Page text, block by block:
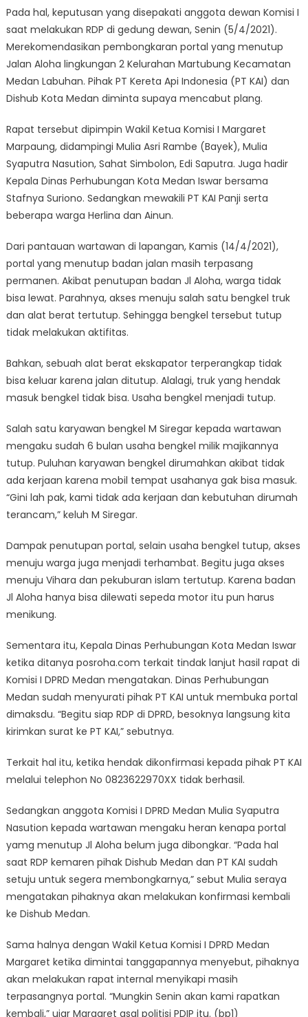
Pada hal, keputusan yang disepakati anggota dewan Komisi I
saat melakukan RDP di gedung dewan, Senin (5/4/2021).
Merekomendasikan pembongkaran portal yang menutup
Jalan Aloha lingkungan 2 Kelurahan Martubung Kecamatan
Medan Labuhan. Pihak PT Kereta Api Indonesia (PT KAI) dan
Dishub Kota Medan diminta supaya mencabut plang.
Rapat tersebut dipimpin Wakil Ketua Komisi I Margaret
Marpaung, didampingi Mulia Asri Rambe (Bayek), Mulia
Syaputra Nasution, Sahat Simbolon, Edi Saputra. Juga hadir
Kepala Dinas Perhubungan Kota Medan Iswar bersama
Stafnya Suriono. Sedangkan mewakili PT KAI Panji serta
beberapa warga Herlina dan Ainun.
Dari pantauan wartawan di lapangan, Kamis (14/4/2021),
portal yang menutup badan jalan masih terpasang
permanen. Akibat penutupan badan Jl Aloha, warga tidak
bisa lewat. Parahnya, akses menuju salah satu bengkel truk
dan alat berat tertutup. Sehingga bengkel tersebut tutup
tidak melakukan aktifitas.
Bahkan, sebuah alat berat ekskapator terperangkap tidak
bisa keluar karena jalan ditutup. Alalagi, truk yang hendak
masuk bengkel tidak bisa. Usaha bengkel menjadi tutup.
Salah satu karyawan bengkel M Siregar kepada wartawan
mengaku sudah 6 bulan usaha bengkel milik majikannya
tutup. Puluhan karyawan bengkel dirumahkan akibat tidak
ada kerjaan karena mobil tempat usahanya gak bisa masuk.
“Gini lah pak, kami tidak ada kerjaan dan kebutuhan dirumah
terancam,” keluh M Siregar.
Dampak penutupan portal, selain usaha bengkel tutup, akses
menuju warga juga menjadi terhambat. Begitu juga akses
menuju Vihara dan pekuburan islam tertutup. Karena badan
Jl Aloha hanya bisa dilewati sepeda motor itu pun harus
menikung.
Sementara itu, Kepala Dinas Perhubungan Kota Medan Iswar
ketika ditanya posroha.com terkait tindak lanjut hasil rapat di
Komisi I DPRD Medan mengatakan. Dinas Perhubungan
Medan sudah menyurati pihak PT KAI untuk membuka portal
dimaksdu. “Begitu siap RDP di DPRD, besoknya langsung kita
kirimkan surat ke PT KAI,” sebutnya.
Terkait hal itu, ketika hendak dikonfirmasi kepada pihak PT KAI
melalui telephon No 0823622970XX tidak berhasil.
Sedangkan anggota Komisi I DPRD Medan Mulia Syaputra
Nasution kepada wartawan mengaku heran kenapa portal
yamg menutup Jl Aloha belum juga dibongkar. “Pada hal
saat RDP kemaren pihak Dishub Medan dan PT KAI sudah
setuju untuk segera membongkarnya,” sebut Mulia seraya
mengatakan pihaknya akan melakukan konfirmasi kembali
ke Dishub Medan.
Sama halnya dengan Wakil Ketua Komisi I DPRD Medan
Margaret ketika dimintai tanggapannya menyebut, pihaknya
akan melakukan rapat internal menyikapi masih
terpasangnya portal. “Mungkin Senin akan kami rapatkan
kembali,” ujar Margaret asal politisi PDIP itu. (bp1)